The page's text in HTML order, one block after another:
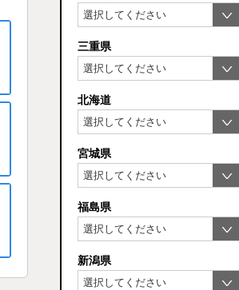
三重県
北海道
宮城県
福島県
新潟県